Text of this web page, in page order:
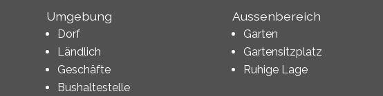
Umgebung
Dorf
Ländlich
Geschäfte
Bushaltestelle
Aussenbereich
Garten
Gartensitzplatz
Ruhige Lage